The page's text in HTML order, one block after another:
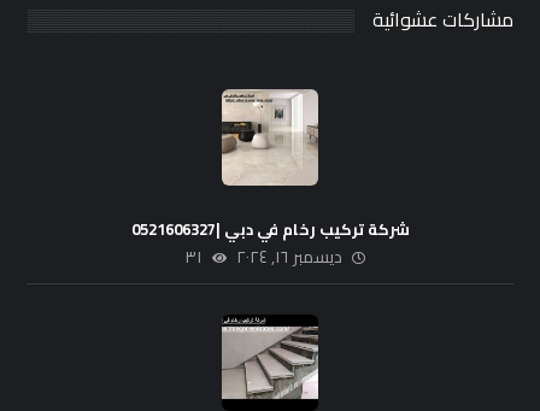
مشاركات عشوائية
شركة تركيب رخام في دبي |0521606327
ديسمبر ١٦, ٢٠٢٤ ٣١